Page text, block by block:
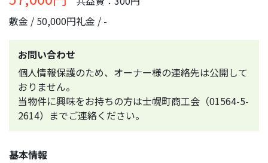
敷金 / 50,000円礼金 / -
お問い合わせ
個人情報保護のため、オーナー様の連絡先は公開して
おりません。
当物件に興味をお持ちの方は士幌町商工会（01564-5-
2614）までご連絡ください。
基本情報